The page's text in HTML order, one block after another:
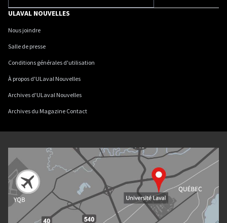
ULAVAL NOUVELLES
Nous joindre
Salle de presse
Conditions générales d'utilisation
À propos d'ULaval Nouvelles
Archives d'ULaval Nouvelles
Archives du Magazine Contact